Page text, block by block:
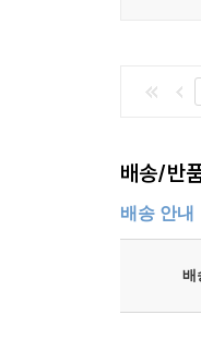
배송/반
배송 안내
배